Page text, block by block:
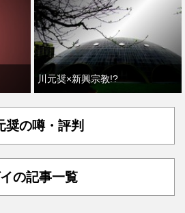
川元奨×新興宗教!?
奨の噂・評判
の記事一覧